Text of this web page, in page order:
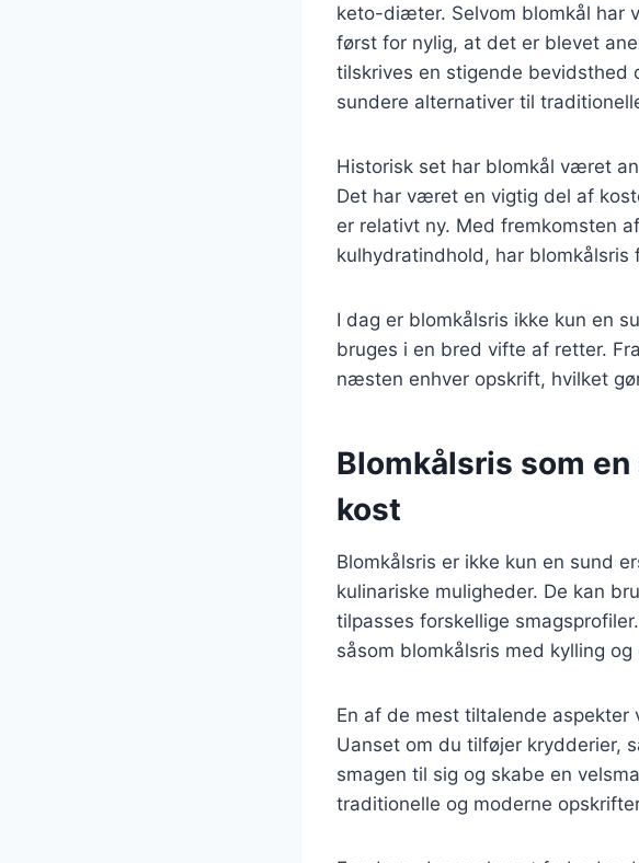
keto-diæter. Selvom blomkål har
først for nylig, at det er blevet
tilskrives en stigende
sundere alternativer til
Historisk set har blomkål været
Det har været en vigtig del af
er relativt ny. Med fremkomsten
kulhydratindhold, har blomkålsris
I dag er blomkålsris ikke kun en
bruges i en bred vifte af retter.
næsten enhver opskrift, hvilket
Blomkålsris som
kost
Blomkålsris er ikke kun en sund
kulinariske muligheder. De kan
tilpasses forskellige
såsom blomkålsris med kylling
En af de mest tiltalende
Uanset om du tilføjer krydderier,
smagen til sig og skabe en
traditionelle og moderne